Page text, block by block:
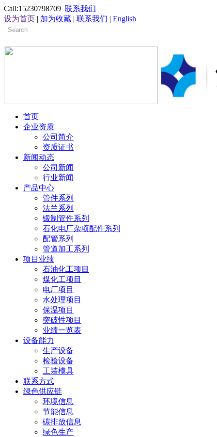
Call:15230798709 联系我们
设为首页 | 加为收藏 | 联系我们 | English
首页
企业资质
公司简介
资质证书
新闻动态
公司新闻
行业新闻
产品中心
管件系列
法兰系列
锻制管件系列
石化电厂杂项配件系列
配管系列
管道加工系列
项目业绩
石油化工项目
煤化工项目
电厂项目
水处理项目
保温项目
突破性项目
业绩一览表
设备能力
生产设备
检验设备
工装模具
联系方式
绿色供应链
环境信息
节能信息
碳排放信息
绿色生产